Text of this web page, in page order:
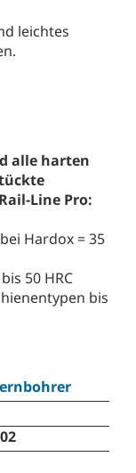
leichtes
alle harten
Line Pro:
Hardox = 35
50 HRC
bis